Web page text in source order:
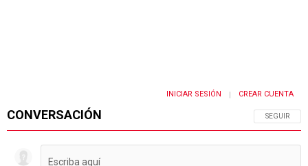
CONVERSACIÓN SIGA ESTA
SEGUIR
INICIAR SESIÓN | CREAR CUENTA